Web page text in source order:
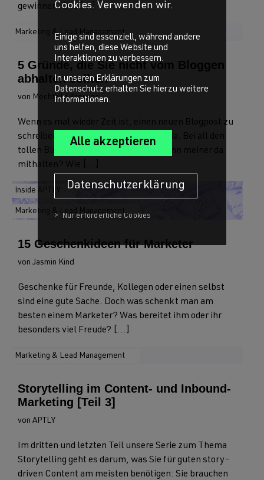
gewinnen. Doc [...]
Marketing & Lead Management
5 Gründe, die Sie nicht vom Bloggen
abhalten sollten
von Mechthild Kreuser
Wenn es mal wieder Zeit ist, einen neuen Blogpost zu
schreiben, stehe ich oft mit Zweifeln da. Bei all den
tollen Blogposts da draussen - wie kann meiner da
mithalten? Wie [...]
Inside APTLY
Marketing & Lead Management
15 Geschenkideen für Marketer
von Jasmin Kind
Geschenke für Freunde, Kollegen oder einen selbst
sind eine gute Sache. Doch was schenkt man am
besten einem Marketer? Was bereitet ihm oder ihr
besonders viel Freude? [...]
Marketing & Lead Management
Storytelling im Content- und Inbound-
Marketing [Teil 3]
von APTLY
Im dritten und letzten Teil unsere Serie zum Thema
Storytelling geht es darum, was Sie für guten story-
driven Content am meisten benötigen: Sie brauchen
Cookies. Verwenden wir.
Einige sind essenziell, während andere
uns helfen, diese Website und
Interaktionen zu verbessern.
In unseren Erklärungen zum
Datenschutz erhalten Sie hierzu weitere
Informationen.
Datenschutzerklärung